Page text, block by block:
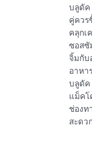
บลูดัค
คู่ควร
คลุกเ
ซอสซั
จิ้มกับ
อาหา
บลูดัค
แม็คโ
ช่องท
สะดว